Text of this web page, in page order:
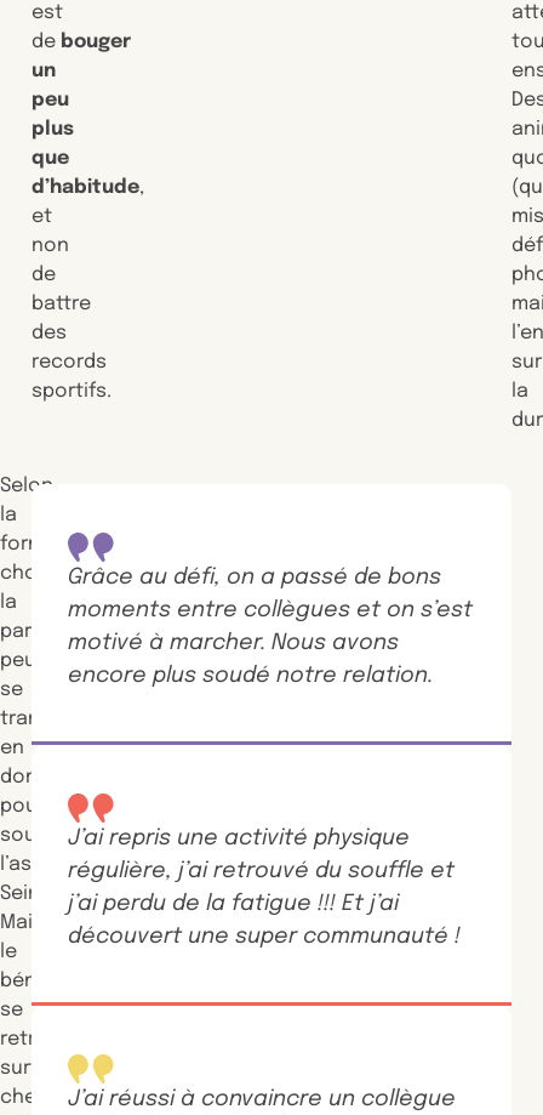
est
de bouger
un
peu
plus
que
d’habitude,
et
non
de
battre
des
records
sportifs.
sur
la
Selon
la
formule
choisie,
la
participation
peut
se
transformer
en
don
pour
soutenir
l’association
Seintinelles.
Mais
le
bénéfice
se
retrouve
surtout
chez
Grâce au défi, on a passé de bons
moments entre collègues et on s’est
motivé à marcher. Nous avons
encore plus soudé notre relation.
J’ai repris une activité physique
régulière, j’ai retrouvé du souffle et
j’ai perdu de la fatigue !!! Et j’ai
découvert une super communauté !
J’ai réussi à convaincre un collègue